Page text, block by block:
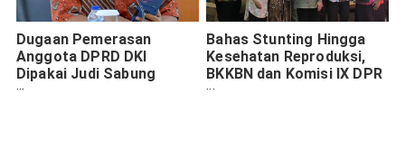
Dugaan Pemerasan
Anggota DPRD DKI
Dipakai Judi Sabung
Ayam: GEMAH Laporkan
Bahas Stunting Hingga
Kesehatan Reproduksi,
BKKBN dan Komisi IX DPR
RI Gelar Bangga Kencana